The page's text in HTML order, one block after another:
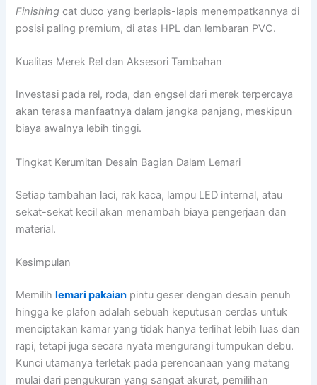
Finishing cat duco yang berlapis-lapis menempatkannya di
posisi paling premium, di atas HPL dan lembaran PVC.
Kualitas Merek Rel dan Aksesori Tambahan
Investasi pada rel, roda, dan engsel dari merek terpercaya
akan terasa manfaatnya dalam jangka panjang, meskipun
biaya awalnya lebih tinggi.
Tingkat Kerumitan Desain Bagian Dalam Lemari
Setiap tambahan laci, rak kaca, lampu LED internal, atau
sekat-sekat kecil akan menambah biaya pengerjaan dan
material.
Kesimpulan
Memilihlemari pakaian pintu geser dengan desain penuh
hingga ke plafon adalah sebuah keputusan cerdas untuk
menciptakan kamar yang tidak hanya terlihat lebih luas dan
rapi, tetapi juga secara nyata mengurangi tumpukan debu.
Kunci utamanya terletak pada perencanaan yang matang
mulai dari pengukuran yang sangat akurat, pemilihan